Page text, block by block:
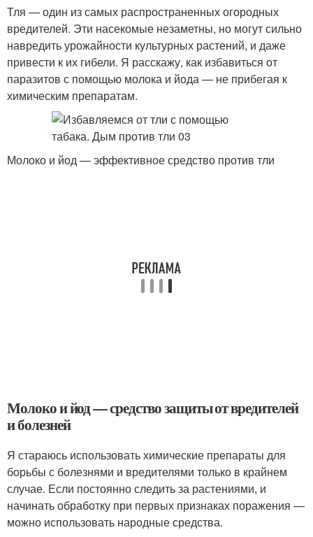
Тля — один из самых распространенных огородных
вредителей. Эти насекомые незаметны, но могут сильно
навредить урожайности культурных растений, и даже
привести к их гибели. Я расскажу, как избавиться от
паразитов с помощью молока и йода — не прибегая к
химическим препаратам.
Молоко и йод — эффективное средство против тли
Молоко и йод — средство защиты от вредителей
и болезней
Я стараюсь использовать химические препараты для
борьбы с болезнями и вредителями только в крайнем
случае. Если постоянно следить за растениями, и
начинать обработку при первых признаках поражения —
можно использовать народные средства.